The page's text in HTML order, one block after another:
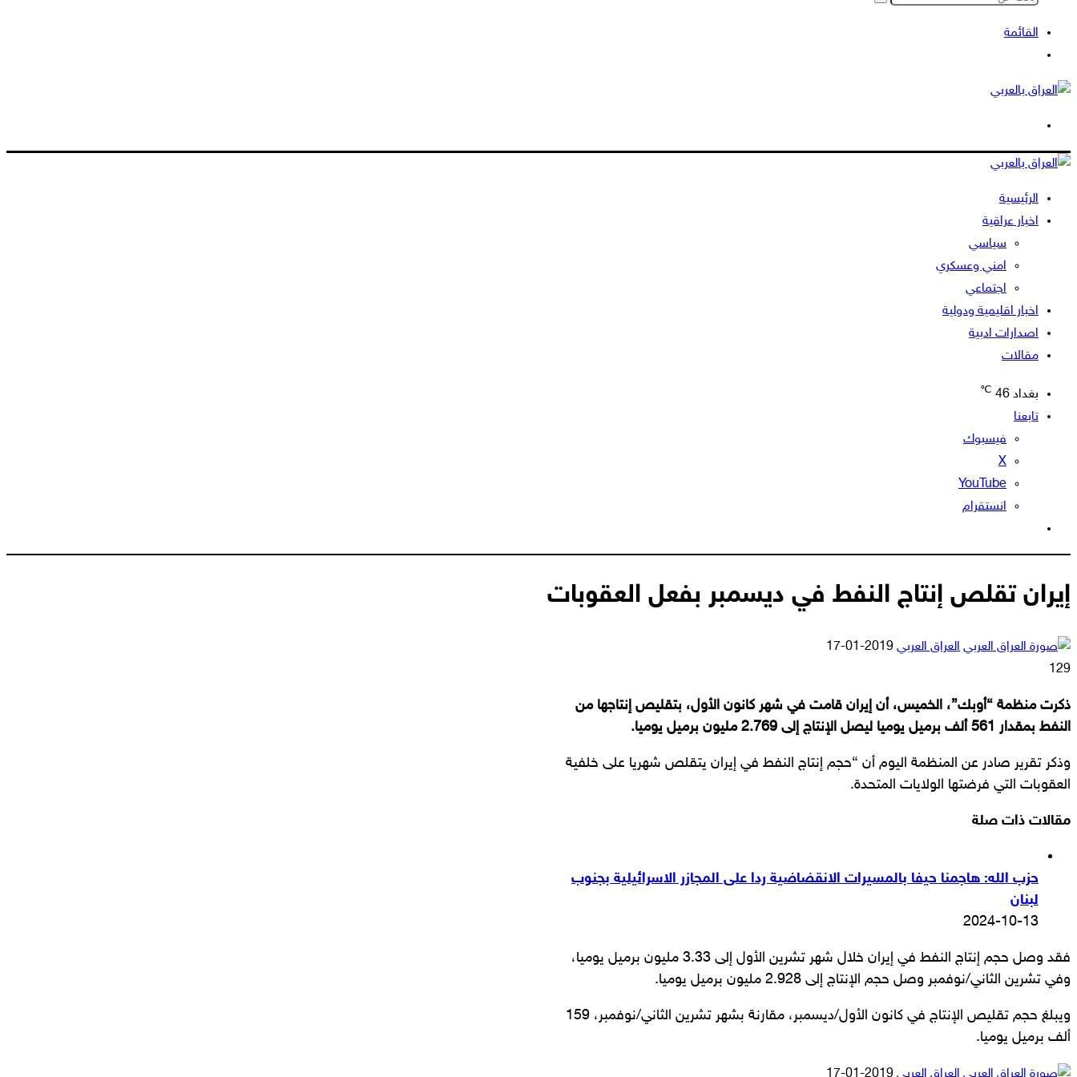
بحث
القائمة
المظلم
الرئيسية
اخبار عراقية
سياسي
امني وعسكري
اجتماعي
اخبار اقليمية ودولية
اصدارات ادبية
مقالات
بغداد 46
℃
تابعنا
فيسبوك
‫X
‫YouTube
انستقرام
المظلم
إيران تقلص إنتاج النفط في ديسمبر بفعل العقوبات
العراق العربي أرسل
2019-01-17
129
ذكرت منظمة “أوبك”، الخميس، أن إيران قامت في شهر كانون الأول، بتقليص إنتاجها من
النفط بمقدار 561 ألف برميل يوميا ليصل الإنتاج إلى 2.769 مليون برميل يوميا
.
وذكر تقرير صادر عن المنظمة اليوم أن “حجم إنتاج النفط في إيران يتقلص شهريا على خلفية
العقوبات التي فرضتها الولايات المتحدة.
مقالات ذات صلة
حزب الله: هاجمنا حيفا بالمسيرات الانقضاضية ردا على المجازر الاسرائيلية بجنوب
لبنان
2024-10-13
فقد وصل حجم إنتاج النفط في إيران خلال شهر تشرين الأول إلى 3.33 مليون برميل يوميا،
وفي تشرين الثاني/نوفمبر وصل حجم الإنتاج إلى 2.928 مليون برميل يوميا.
ويبلغ حجم تقليص الإنتاج في كانون الأول/ديسمبر، مقارنة بشهر تشرين الثاني/نوفمبر، 159
ألف برميل يوميا.
أرسل